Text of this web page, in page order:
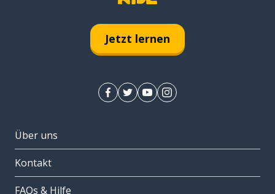
Jetzt lernen
Über uns
Kontakt
FAQs & Hilfe